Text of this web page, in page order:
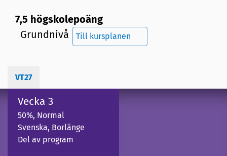
7,5 högskolepoäng
Grundnivå
Till kursplanen
VT27
Vecka 3
50%, Normal
Svenska, Borlänge
Del av program